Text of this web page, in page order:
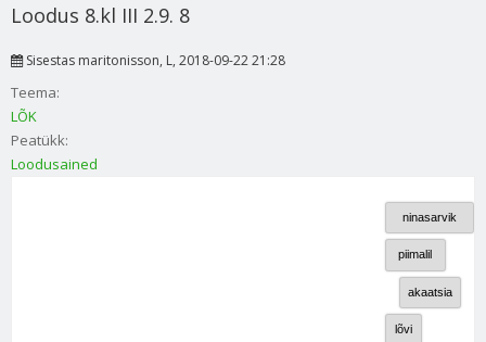
Loodus 8.kl III 2.9. 8
Sisestas maritonisson, L, 2018-09-22 21:28
Teema:
LÕK
Peatükk:
Loodusained